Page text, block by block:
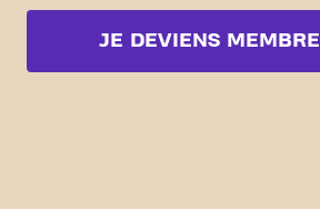
JE DEVIENS MEMBRE